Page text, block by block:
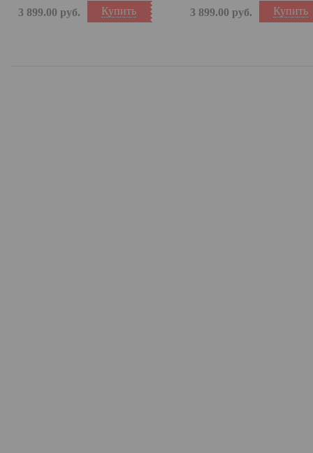
Купить
3 899.00 руб. Купить
3 899.00 руб.